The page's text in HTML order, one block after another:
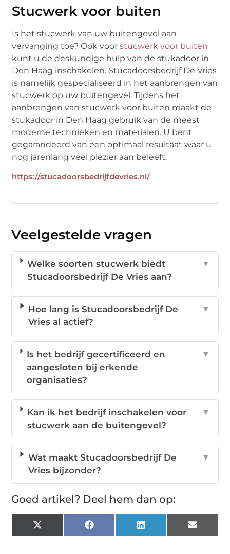
Stucwerk voor buiten
Is het stucwerk van uw buitengevel aan
vervanging toe? Ook voorstucwerk voor buiten
kunt u de deskundige hulp van de stukadoor in
Den Haag inschakelen. Stucadoorsbedrijf De Vries
is namelijk gespecialiseerd in het aanbrengen van
stucwerk op uw buitengevel. Tijdens het
aanbrengen van stucwerk voor buiten maakt de
stukadoor in Den Haag gebruik van de meest
moderne technieken en materialen. U bent
gegarandeerd van een optimaal resultaat waar u
nog jarenlang veel plezier aan beleeft.
https://stucadoorsbedrijfdevries.nl/
Veelgestelde vragen
Welke soorten stucwerk biedt
Stucadoorsbedrijf De Vries aan?
▼
Hoe lang is Stucadoorsbedrijf De
Vries al actief?
▼
Is het bedrijf gecertificeerd en
aangesloten bij erkende
organisaties?
▼
Kan ik het bedrijf inschakelen voor
stucwerk aan de buitengevel?
▼
Wat maakt Stucadoorsbedrijf De
Vries bijzonder?
▼
Goed artikel? Deel hem dan op:
X
(Twitter)
Facebook LinkedIn Email